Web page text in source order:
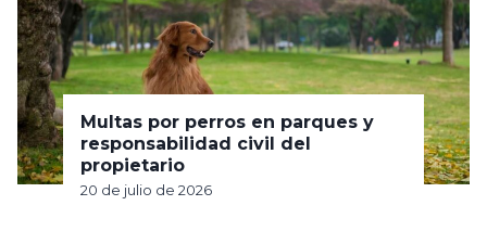
Multas por perros en parques y
responsabilidad civil del
propietario
20 de julio de 2026